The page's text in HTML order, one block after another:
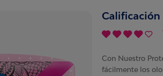
Calificación
Con Nuestro
fácilmente los